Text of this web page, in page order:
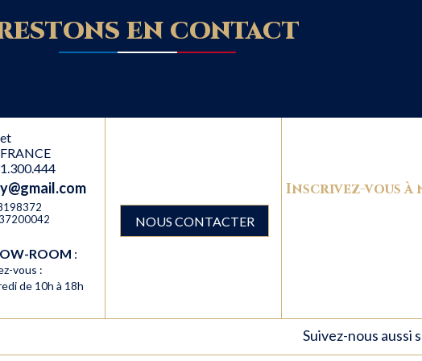
EN CONTACT
ROOM :
vous :
de 10h à 18h
NOUS CONTACTER
Inscrivez-vous
Suivez-nous aussi